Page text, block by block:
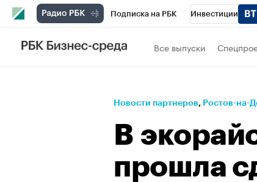
Подписка на РБК Инвестиции
Телеканал
Спецпроекты Проверка
Рынок наличной валюты
Все выпуски
Новости партнеров⁠, Ростов-на-
В
прошла